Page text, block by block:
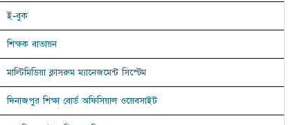
ই-বুক
শিক্ষক বাতায়ন
মাল্টিমিডিয়া ক্লাসরুম ম্যানেজমেন্ট সিস্টেম
দিনাজপুর শিক্ষা বোর্ড অফিসিয়াল ওয়েবসাইট